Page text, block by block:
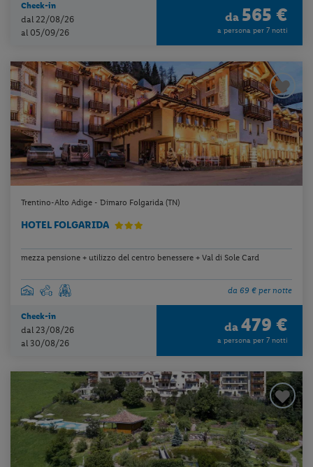
Check-in
dal 22/08/26
al 05/09/26
da 565 €
a persona per 7 notti
Trentino-Alto Adige - Dimaro Folgarida (TN)
HOTEL FOLGARIDA
mezza pensione + utilizzo del centro benessere + Val di Sole Card
da 69 € per notte
Check-in
dal 23/08/26
al 30/08/26
da 479 €
a persona per 7 notti